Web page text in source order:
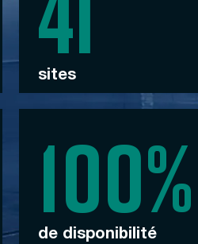
sites
de disponibilité